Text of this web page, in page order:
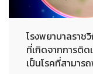
โรงพยาบาลราช
ที่เกิดจากการติ
เป็นโรคที่สามา